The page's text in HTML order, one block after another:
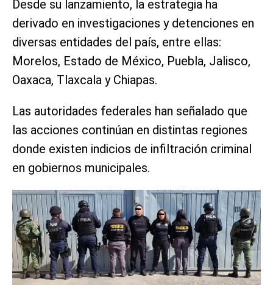
Desde su lanzamiento, la estrategia ha
derivado en investigaciones y detenciones en
diversas entidades del país, entre ellas:
Morelos, Estado de México, Puebla, Jalisco,
Oaxaca, Tlaxcala y Chiapas.
Las autoridades federales han señalado que
las acciones continúan en distintas regiones
donde existen indicios de infiltración criminal
en gobiernos municipales.